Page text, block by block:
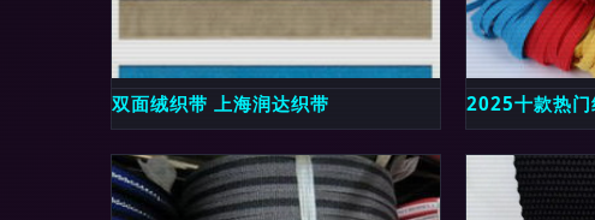
双面绒织带 上海润达织带 2025十款热门